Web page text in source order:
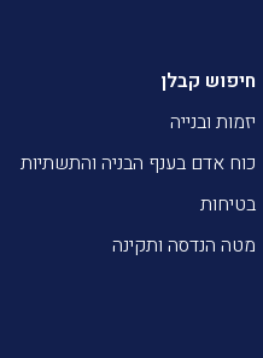
חיפוש קבלן
יזמות ובנייה
כוח אדם בענף הבניה והתשתיות
בטיחות
מטה הנדסה ותקינה